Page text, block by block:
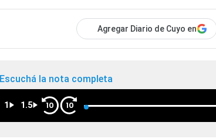
Agregar Diario de Cuyo en
Escuchá la nota completa
1 1.5 10 10